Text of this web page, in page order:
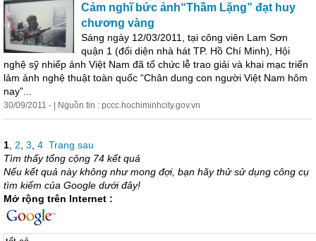
Cảm nghĩ bức ảnh“Thầm Lặng” đạt huy
chương vàng
Sáng ngày 12/03/2011, tại công viên Lam Sơn
quận 1 (đối diện nhà hát TP. Hồ Chí Minh), Hội
nghệ sỹ nhiếp ảnh Việt Nam đã tổ chức lễ trao giải và khai mạc triển
lảm ảnh nghệ thuật toàn quốc “Chân dung con người Việt Nam hôm
nay”...
30/09/2011 - | Nguồn tin : pccc.hochiminhcity.gov.vn
1 2 3 4 Trang sau
Tìm thấy tổng cộng 74 kết quả
Nếu kết quả này không như mong đợi, bạn hãy thử sử dụng công cụ
tìm kiếm của Google dưới đây!
Mở rộng trên Internet :